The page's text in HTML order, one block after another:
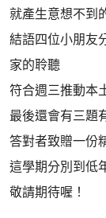
就產生意想不到
結語四位小朋友
家的聆聽
符合週三推動本
最後還會有三題
答對者致贈一份
這學期分別到低
敬請期待喔！